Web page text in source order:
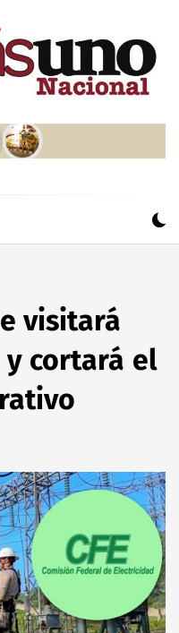
visitará
y cortará el